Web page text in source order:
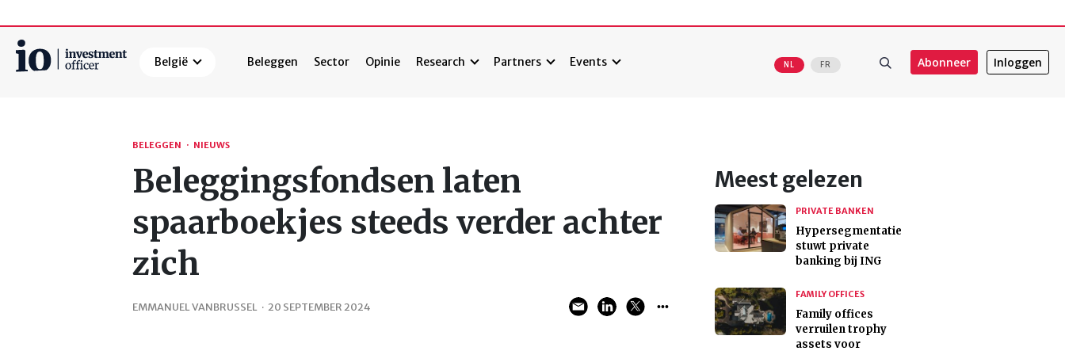
België Beleggen Sector Opinie Research Partners Events NL FR Abonneer Inloggen
BELEGGEN · NIEUWS
Beleggingsfondsen laten
spaarboekjes steeds verder achter
zich
EMMANUEL VANBRUSSEL · 20 SEPTEMBER 2024
Meest gelezen
PRIVATE BANKEN
Hypersegmentatie
stuwt private
banking bij ING
FAMILY OFFICES
Family offices
verruilen trophy
assets voor